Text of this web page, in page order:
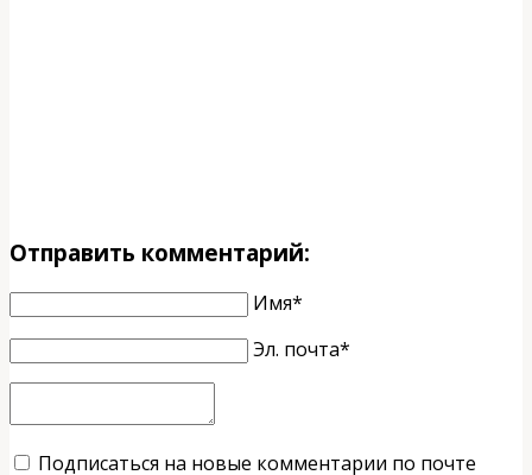
Отправить комментарий:
Имя*
Эл. почта*
Подписаться на новые комментарии по почте